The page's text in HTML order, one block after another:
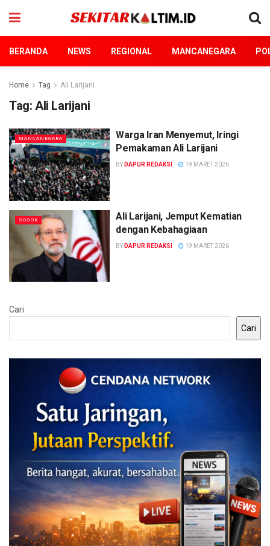
BERANDA NEWS REGIONAL MANCANEGARA
Home Tag Ali Larijani
Tag: Ali Larijani
MANCANEGARA
Warga Iran Menyemut, Iringi
Pemakaman Ali Larijani
BY DAPUR REDAKSI 19 MARET 2026
SOSOK
Ali Larijani, Jemput Kematian
dengan Kebahagiaan
BY DAPUR REDAKSI 19 MARET 2026
Cari
Cari